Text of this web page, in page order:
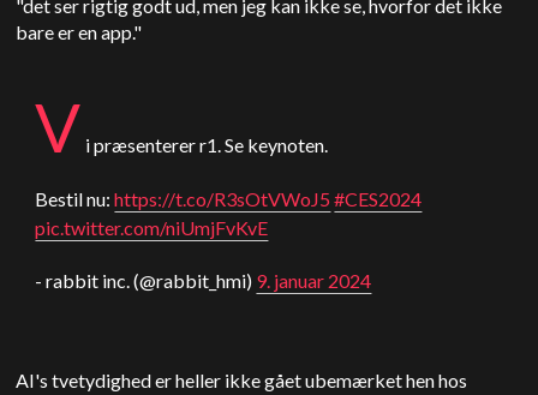
"det ser rigtig godt ud, men jeg kan ikke se, hvorfor det ikke
bare er en app."
V i præsenterer r1. Se keynoten.
Bestil nu:https://t.co/R3sOtVWoJ5#CES2024
pic.twitter.com/niUmjFvKvE
- rabbit inc. (@rabbit_hmi) 9. januar 2024
AI's tvetydighed er heller ikke gået ubemærket hen hos